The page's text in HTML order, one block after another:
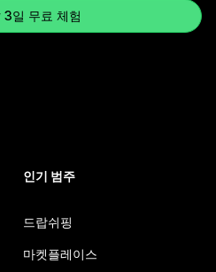
일 무료 체험
인기 범주
드랍쉬핑
마켓플레이스